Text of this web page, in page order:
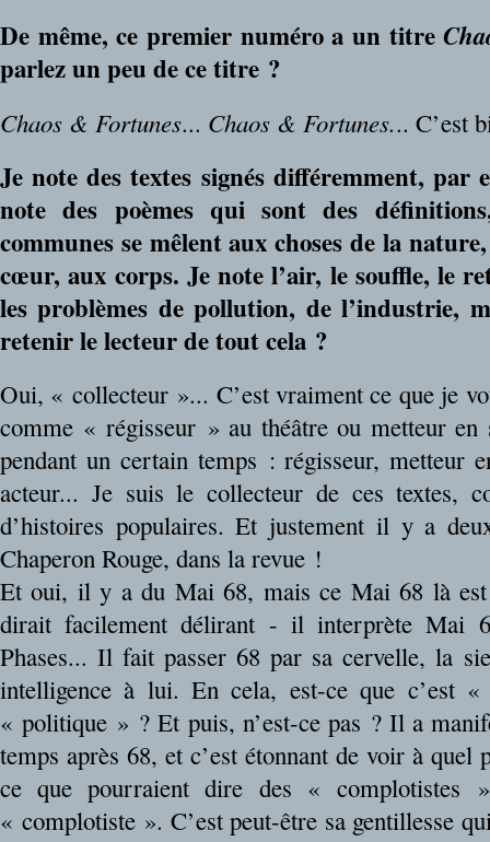
De même, ce premier numéro a un titre
parlez un peu de ce titre ?
Chaos & Fortunes... Chaos & Fortunes... C’est
Je note des textes signés différemment, par
note des poèmes qui sont des
communes se mêlent aux choses de la
cœur, aux corps. Je note l’air, le souffle, le
les problèmes de pollution, de l’industrie,
retenir le lecteur de tout cela ?
Oui, « collecteur »... C’est vraiment ce que je
comme « régisseur » au théâtre ou metteur en
pendant un certain temps : régisseur, metteur
acteur... Je suis le collecteur de ces textes,
d’histoires populaires. Et justement il y a
Chaperon Rouge, dans la revue !
Et oui, il y a du Mai 68, mais ce Mai 68 là
dirait facilement délirant - il interprète Mai
Phases... Il fait passer 68 par sa cervelle, la
intelligence à lui. En cela, est-ce que c’est
« politique » ? Et puis, n’est-ce pas ? Il a
temps après 68, et c’est étonnant de voir à quel
ce que pourraient dire des « complotistes
« complotiste ». C’est peut-être sa gentillesse